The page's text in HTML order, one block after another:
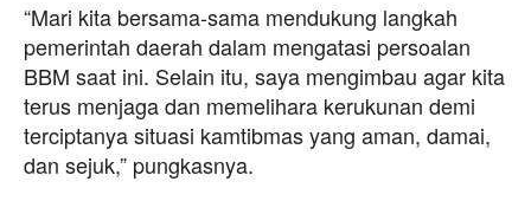
“Mari kita bersama-sama mendukung langkah
pemerintah daerah dalam mengatasi persoalan
BBM saat ini. Selain itu, saya mengimbau agar kita
terus menjaga dan memelihara kerukunan demi
terciptanya situasi kamtibmas yang aman, damai,
dan sejuk,” pungkasnya.